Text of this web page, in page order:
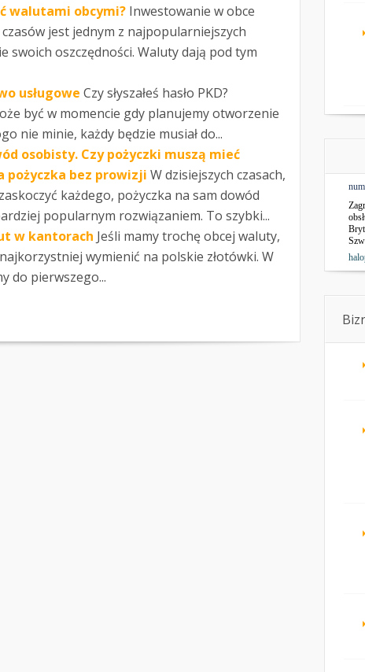
walutami obcymi? Inwestowanie w obce
jest jednym z najpopularniejszych
swoich oszczędności. Waluty dają pod tym
usługowe Czy słyszałeś hasło PKD?
być w momencie gdy planujemy otworzenie
nie minie, każdy będzie musiał do...
osobisty. Czy pożyczki muszą mieć
pożyczka bez prowizji W dzisiejszych czasach,
każdego, pożyczka na sam dowód
popularnym rozwiązaniem. To szybki...
w kantorach Jeśli mamy trochę obcej waluty,
wymienić na polskie złotówki. W
do pierwszego...